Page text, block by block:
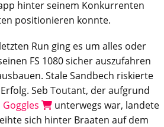
hinter seinem Konkurrenten
positionieren konnte.
Run ging es um alles oder
FS 1080 sicher auszufahren
Stale Sandbech riskierte
Seb Toutant, der aufgrund
Goggles
unterwegs war, landete
sich hinter Braaten auf dem